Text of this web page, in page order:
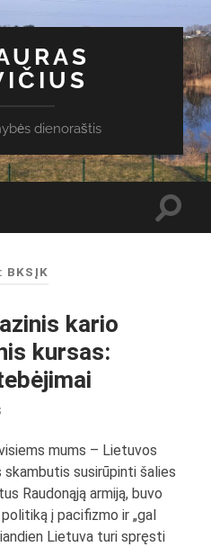
dienoraštis
BKSĮK
kario
kursas:
mums – Lietuvos
susirūpinti šalies
Raudonąją armiją, buvo
į pacifizmo ir „gal
Lietuva turi spręsti